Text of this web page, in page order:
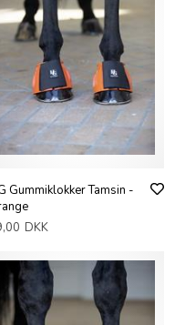
Gummiklokker Tamsin -
DKK